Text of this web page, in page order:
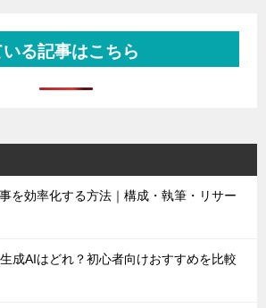
る記事はこちら
を効率化する方法｜構成・執筆・リサー
成AIはどれ？初心者向けおすすめを比較